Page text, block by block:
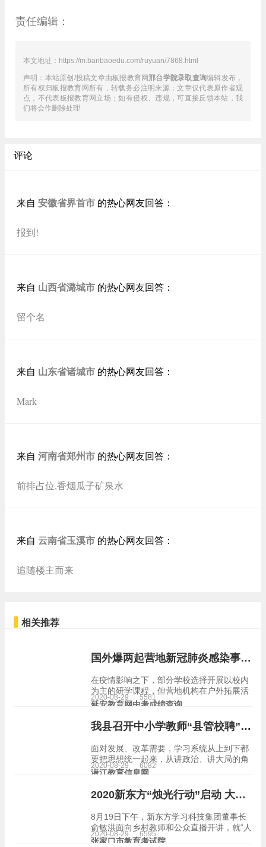
责任编辑：
本文地址：https://m.banbaoedu.com/ruyuan/7868.html
声明：本站原创/投稿文章由板报教育网邢台学院录取查询编辑发布，
所有权归板报教育网所有，转载务必注明来源；文章仅代表原作者观
点，不代表板报教育网立场；如有侵权、违规，可直接反馈本站，我
们将会作删除处理
评论
来自 安徽省界首市 的热心网友回答：
报到!
来自 山西省潞城市 的热心网友回答：
留个名
来自 山东省诸城市 的热心网友回答：
Mark
来自 河南省郑州市 的热心网友回答：
前排占位,香烟瓜子矿泉水
来自 云南省玉溪市 的热心网友回答：
追随楼主而来
相关推荐
国外爆两起营地新冠肺炎感染事件，国内多所国际学校暑期活动“停摆”
在疫情影响之下，部分学校选择开展以校内
为主的研学课程，但营地机构在户外拓展活
动的开发上具备优势，吸引了不少学生参加
说，为了保障学生营地安全，游美从营地数
量、营期、营…
延安教育网中考成绩查询
2020-08-29 5581
我县召开中小学教师“县管校聘”管理体制改革工作安排会
面对发展、改革需要，学习系统从上到下都
要把思想统一起来，从讲政治、讲大局的角
度出发，充分认识到改革的重要意义，坚定
央、省市县决策部署，把好方向、准确理
解、形成共识，使广大教…
潜江教育信息网
2020-08-29 6082
2020新东方“烛光行动”启动 大咖直播课助力乡村教师成长
8月19日下午，新东方学习科技集团董事长
俞敏洪面向乡村教师和公众直播开讲，就“人
生选择和成长发展”分享了自己的经验和思
张家口市教育考试院
2020-08-29 6595